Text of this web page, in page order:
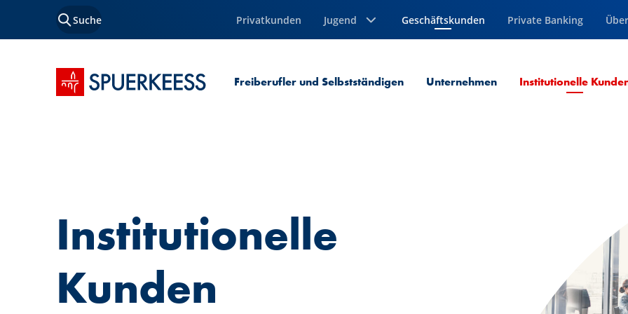
Suche Privatkunden Jugend Geschäftskunden
Aktuelle Seite Private Banking
Startseite SPUERKEESS Freiberufler und Selbstständigen Unternehmen Institutionelle
Institutionelle
Kunden